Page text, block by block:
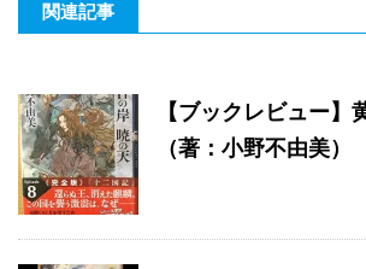
関連記事
【ブックレビュー】
（著：小野不由美）